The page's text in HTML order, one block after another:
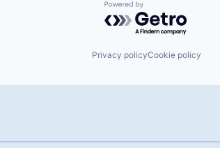
Powered by Getro.com
Privacy policyCookie policy